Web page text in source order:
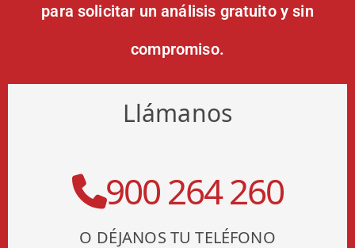
para solicitar un análisis gratuito y sin
compromiso.
Llámanos
900 264 260
O DÉJANOS TU TELÉFONO